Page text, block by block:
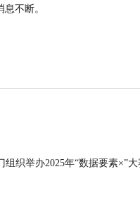
不断。
织举办2025年“数据要素×”大